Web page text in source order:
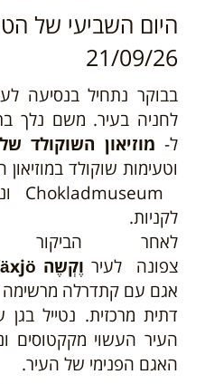
היום השביעי של
21/09/26
בבוקר נתחיל בנסיעה
לחניה בעיר. משם נלך
ל- מוזיאון השוקולד
וטעימות שוקולד
Chokladmuseum
לקניות.
לאחר הביקור
צפונה
לעיר וֶקְשֶה
אגם עם קתדרלה
דתית מרכזית. נטייל
העיר העשוי מקקטוסים
האגם הפנימי של העיר.